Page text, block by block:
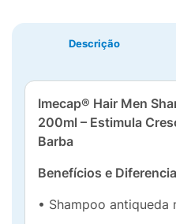
Descrição
Imecap® Hair Men
200ml – Estimula
Barba
Benefícios e
• Shampoo antiqueda